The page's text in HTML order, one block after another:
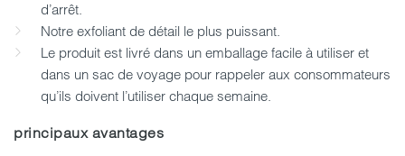
d’arrêt.
Notre exfoliant de détail le plus puissant.
Le produit est livré dans un emballage facile à utiliser et
dans un sac de voyage pour rappeler aux consommateurs
qu’ils doivent l’utiliser chaque semaine.
principaux avantages